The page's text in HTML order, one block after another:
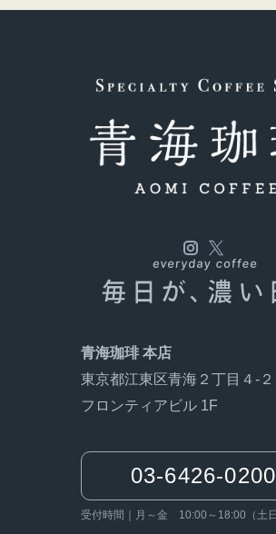
青海珈琲 本店
東京都江東区青海２丁目４-
フロンティアビル 1F
03-6426-0200
受付時間｜月～金 10:00～18:00（土